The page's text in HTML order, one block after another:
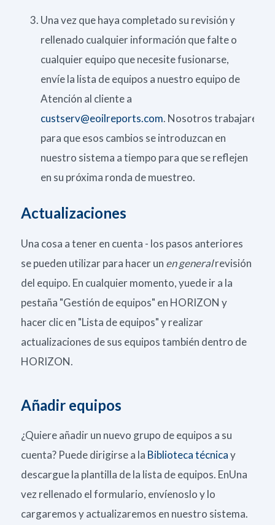
Una vez que haya completado su revisión y
rellenado cualquier información que falte o
cualquier equipo que necesite fusionarse,
envíe la lista de equipos a nuestro equipo de
Atención al cliente a
custserv@eoilreports.com. Nosotros
para que esos cambios se introduzcan en
nuestro sistema a tiempo para que se reflejen
en su próxima ronda de muestreo.
Actualizaciones
Una cosa a tener en cuenta - los pasos anteriores
se pueden utilizar para hacer un en generalrevisión
del equipo. En cualquier momento, yuede ir a la
pestaña "Gestión de equipos" en HORIZON y
hacer clic en "Lista de equipos" y realizar
actualizaciones de sus equipos también dentro de
HORIZON.
Añadir equipos
¿Quiere añadir un nuevo grupo de equipos a su
cuenta? Puede dirigirse a la Biblioteca técnicay
descargue la plantilla de la lista de equipos. EnUna
vez rellenado el formulario, envíenoslo y lo
cargaremos y actualizaremos en nuestro sistema.